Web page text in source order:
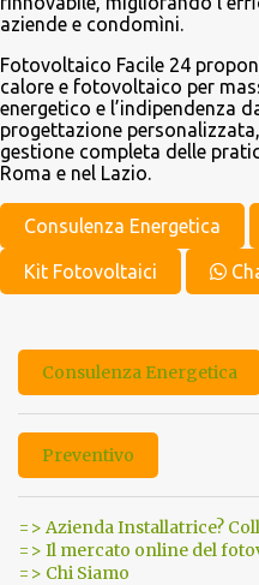
aziende e condomìni.
Fotovoltaico Facile 24
calore e fotovoltaico per
energetico e l’indipendenza
progettazione
gestione completa delle
Roma e nel Lazio.
Consulenza Energetica
Kit Fotovoltaici
Consulenza Energetica
Preventivo
=> Azienda Installatrice?
=> Il mercato online del
=> Chi Siamo